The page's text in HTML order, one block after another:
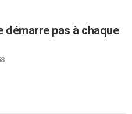
démarre pas à chaque